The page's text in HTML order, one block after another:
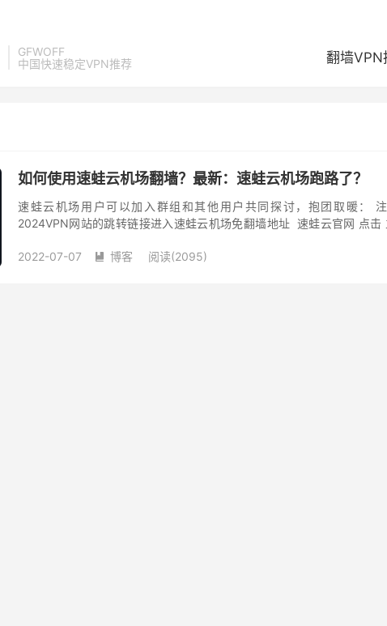
GFWOFF
中国快速稳定VPN推荐
翻墙VPN
如何使用速蛙云机场翻墙？最新：速蛙云机场跑路了？
速蛙云机场用户可以加入群组和其他用户共同探讨，抱团取暖：
2024VPN网站的跳转链接进入速蛙云机场免翻墙地址 速蛙云官网 点击
面板...
2022-07-07  博客 阅读(2095)